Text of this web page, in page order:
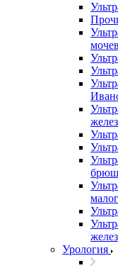
желез
Урология